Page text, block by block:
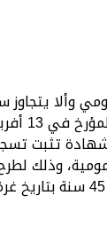
يتجاوز سن
تثبت
وذلك